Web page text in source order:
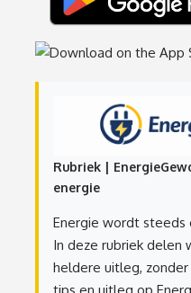
Rubriek |
energie
Energie wordt steeds
In deze rubriek delen
heldere uitleg,
tips en uitleg op